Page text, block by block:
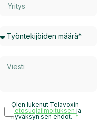
Olen lukenut Telavoxin
tietosuojailmoituksenja
hyväksyn sen ehdot.